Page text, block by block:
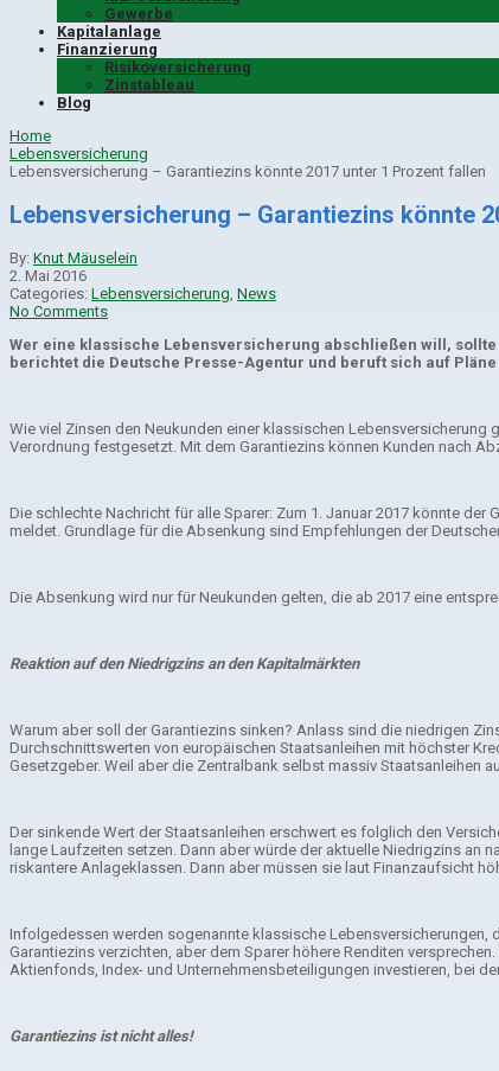
Gewerbe
Kapitalanlage
Finanzierung
Risikoversicherung
Zinstableau
Blog
Home
Lebensversicherung
Lebensversicherung – Garantiezins könnte 2017 unter 1 Prozent fallen
Lebensversicherung – Garantiezins könnte
By: Knut Mäuselein
2. Mai 2016
Categories: Lebensversicherung News
No Comments
Wer eine klassische Lebensversicherung abschließen will,
berichtet die Deutsche Presse-Agentur und beruft sich auf
Wie viel Zinsen den Neukunden einer klassischen
Verordnung festgesetzt. Mit dem Garantiezins können Kunden nach
Die schlechte Nachricht für alle Sparer: Zum 1. Januar 2017 könnte
meldet. Grundlage für die Absenkung sind Empfehlungen der
Die Absenkung wird nur für Neukunden gelten, die ab 2017 eine
Reaktion auf den Niedrigzins an den Kapitalmärkten
Warum aber soll der Garantiezins sinken? Anlass sind die niedrigen
Durchschnittswerten von europäischen Staatsanleihen mit höchster
Gesetzgeber. Weil aber die Zentralbank selbst massiv Staatsanleihen
Der sinkende Wert der Staatsanleihen erschwert es folglich den
lange Laufzeiten setzen. Dann aber würde der aktuelle Niedrigzins an
riskantere Anlageklassen. Dann aber müssen sie laut Finanzaufsicht
Infolgedessen werden sogenannte klassische Lebensversicherungen,
Garantiezins verzichten, aber dem Sparer höhere Renditen
Aktienfonds, Index- und Unternehmensbeteiligungen investieren, bei
Garantiezins ist nicht alles!